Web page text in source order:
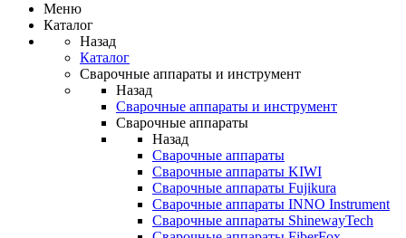
Меню
Каталог
Назад
Каталог
Сварочные аппараты и инструмент
Назад
Сварочные аппараты и инструмент
Сварочные аппараты
Назад
Сварочные аппараты
Сварочные аппараты KIWI
Сварочные аппараты Fujikura
Сварочные аппараты INNO Instrument
Сварочные аппараты ShinewayTech